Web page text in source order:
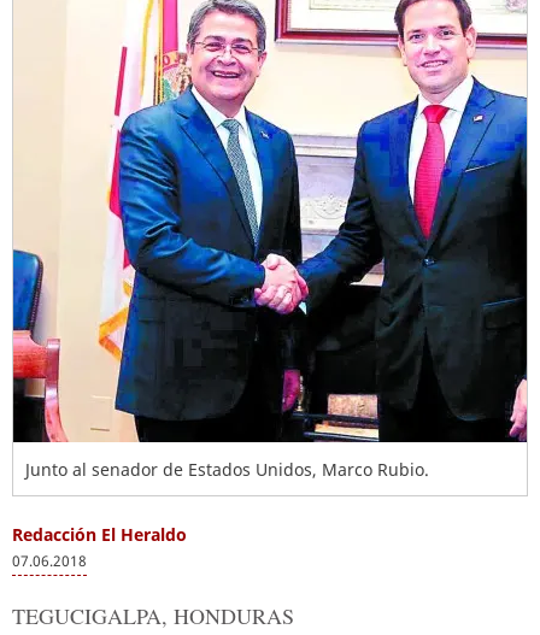
Junto al senador de Estados Unidos, Marco Rubio.
Redacción El Heraldo
07.06.2018
TEGUCIGALPA, HONDURAS